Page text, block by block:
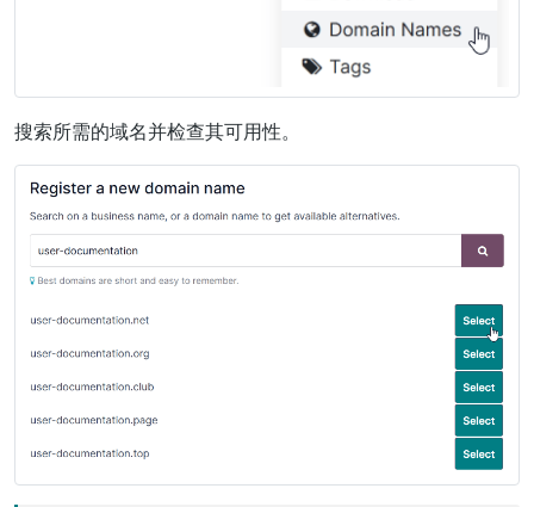
搜索所需的域名并检查其可用性。